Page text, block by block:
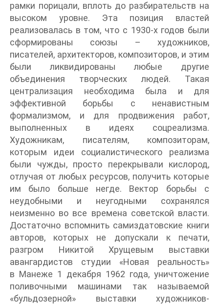
рамки порицали, вплоть до разбирательств на
высоком уровне. Эта позиция властей
реализовалась в том, что с 1930-х годов были
сформированы союзы – художников,
писателей, архитекторов, композиторов, и этим
были ликвидированы любые другие
объединения творческих людей. Такая
централизация необходима была и для
эффективной борьбы с ненавистным
формализмом, и для продвижения работ,
выполненных в идеях соцреализма.
Художникам, писателям, композиторам,
которым идеи социалистического реализма
были чужды, просто перекрывали кислород,
отлучая от любых ресурсов, получить которые
им было больше негде. Вектор борьбы с
неудобными и неугодными сохранялся
неизменно во все времена советской власти.
Достаточно вспомнить самиздатовские книги
авторов, которых не допускали к печати,
разгром Никитой Хрущевым выставки
авангардистов студии «Новая реальность»
в Манеже 1 декабря 1962 года, уничтожение
поливочными машинами так называемой
«бульдозерной» выставки художников-